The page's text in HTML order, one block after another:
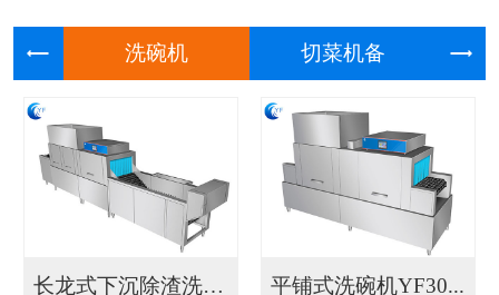
洗碗机 切菜机
长龙式下沉除渣洗碗机... 平铺式洗碗机YF30...